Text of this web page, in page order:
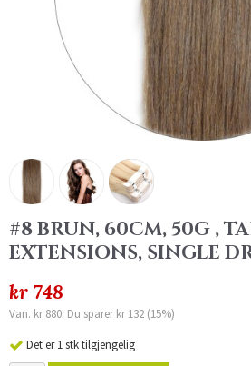
#8 BRUN, 60CM, 50G ,
EXTENSIONS, SINGLE
kr 748
Van. kr 880. Du sparer kr 132 (15%)
Det er 1 stk tilgjengelig